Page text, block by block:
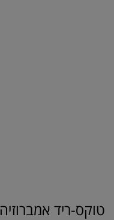
טוקס-ריד אמברוזיה